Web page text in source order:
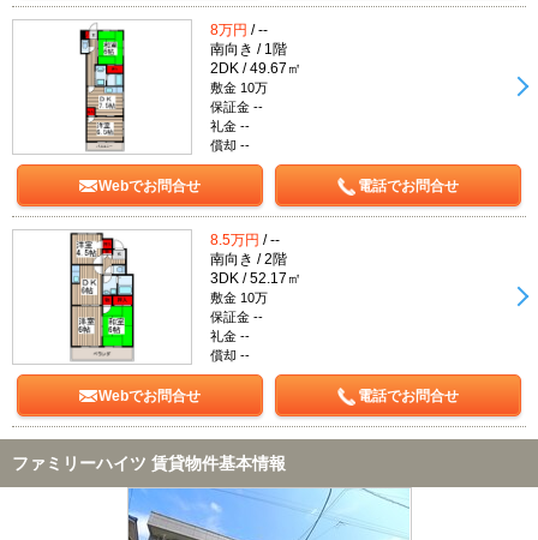
8万円 / --
南向き / 1階
2DK / 49.67㎡
敷金 10万
保証金 --
礼金 --
償却 --
Webでお問合せ 電話でお問合せ
8.5万円 / --
南向き / 2階
3DK / 52.17㎡
敷金 10万
保証金 --
礼金 --
償却 --
Webでお問合せ 電話でお問合せ
ファミリーハイツ 賃貸物件基本情報